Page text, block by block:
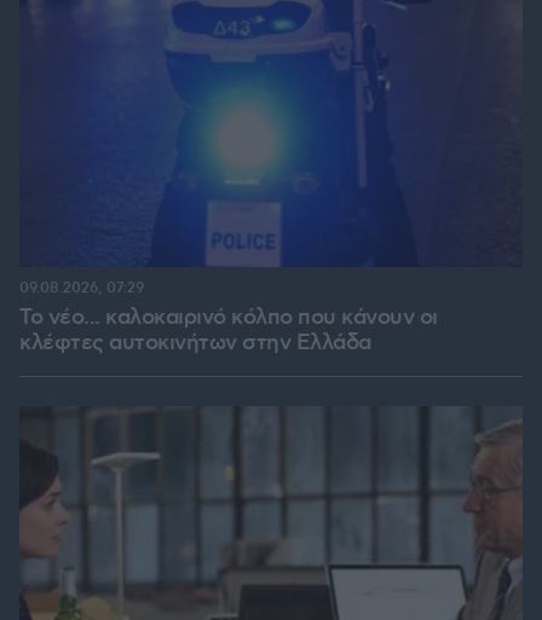
Το νέο... καλοκαιρινό κόλπο που κάνουν οι
κλέφτες αυτοκινήτων στην Ελλάδα
09.08.2026, 07:29